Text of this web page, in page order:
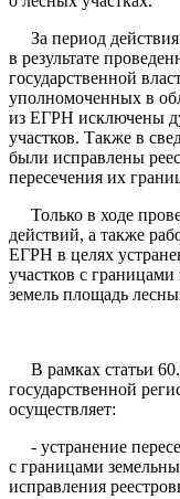
За период действия
в результате
государственной
уполномоченных в
из ЕГРН исключены
участков. Также в
были исправлены
пересечения их
Только в ходе
действий, а также
ЕГРН в целях
участков с
земель площадь
В рамках статьи
государственной
осуществляет:
- устранение
с границами
исправления